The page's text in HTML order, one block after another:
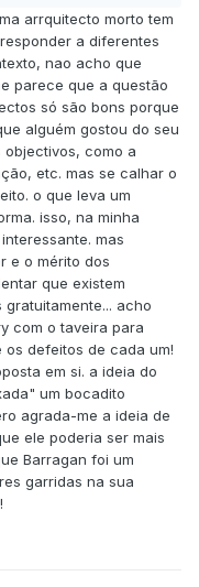
arrquitecto morto tem
a diferentes
nao acho que
parece que a questão
só são bons porque
alguém gostou do seu
como a
etc. mas se calhar o
o que leva um
isso, na minha
mas
e o mérito dos
que existem
acho
com o taveira para
defeitos de cada um!
em si. a ideia do
um bocadito
agrada-me a ideia de
ele poderia ser mais
Barragan foi um
garridas na sua